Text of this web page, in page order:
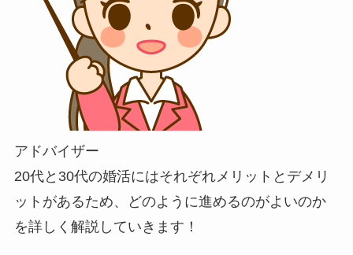
アドバイザー
20代と30代の婚活にはそれぞれメリットとデメリ
ットがあるため、どのように進めるのがよいのか
を詳しく解説していきます！